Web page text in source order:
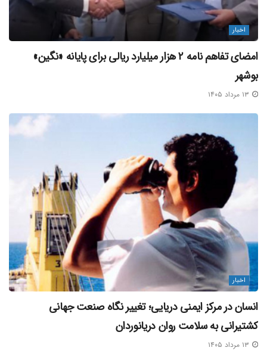
اخبار
امضای تفاهم‌ نامه ۲ هزار میلیارد ریالی برای پایانه «نگین»
بوشهر
اخبار
انسان در مرکز ایمنی دریایی؛ تغییر نگاه صنعت جهانی
کشتیرانی به سلامت روان دریانوردان